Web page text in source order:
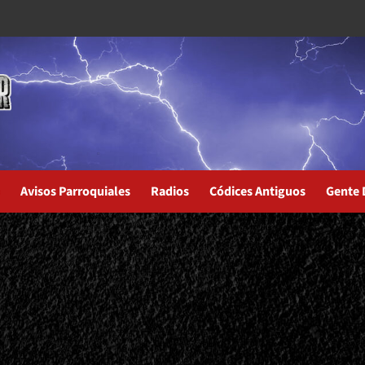
Avisos Parroquiales Radios Códices Antiguos Gente